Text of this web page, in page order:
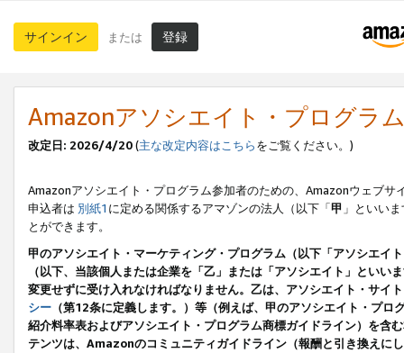
サインイン または 登録
Amazonアソシエイト・プログラ
改定日: 2026/4/20(主な改定内容はこちらをご覧ください。)
Amazonアソシエイト・プログラム参加者のための、Amazonウェブサ
申込者は 別紙1 に定める関係するアマゾンの法人（以下「甲 」といい
とができます。
甲のアソシエイト・マーケティング・プログラム（以下「アソシエイ
（以下、当該個人または企業を「乙」または「アソシエイト」とい
変更せずに受け入れなければなりません。乙は、アソシエイト・サイ
シー （第12条に定義します。）等（例えば、甲のアソシエイト・プ
紹介料率表およびアソシエイト・プログラム商標ガイドライン）を
テンツは、Amazonのコミュニティガイドライン（報酬と引き換えに